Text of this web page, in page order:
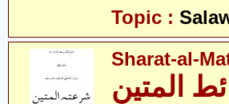
Topic :
Sharat-al-
المتین